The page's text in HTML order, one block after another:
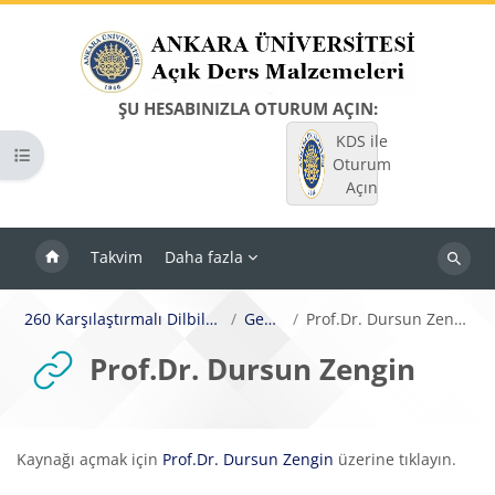
ŞU HESABINIZLA OTURUM AÇIN:
KDS ile
Oturum
Açın
Takvim Daha fazla
Dersleri
Kurs dizinini aç
260 Karşılaştırmalı Dilbilgisi Genel Prof.Dr. Dursun Zengin
Prof.Dr. Dursun Zengin
Tamamlama Gereklilikleri
Kaynağı açmak için Prof.Dr. Dursun Zengin üzerine tıklayın.